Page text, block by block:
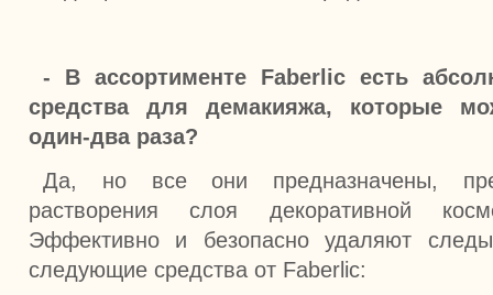
- В ассортименте Faberlic есть
средства для демакияжа, которые
один-два раза?
Да, но все они предназначены,
растворения слоя декоративной
Эффективно и безопасно удаляют
следующие средства от Faberlic: